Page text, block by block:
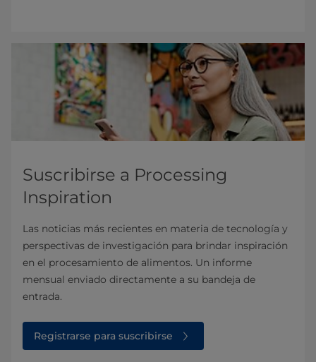
Suscribirse a Processing
Inspiration
Las noticias más recientes en materia de tecnología y
perspectivas de investigación para brindar inspiración
en el procesamiento de alimentos. Un informe
mensual enviado directamente a su bandeja de
entrada.
Registrarse para suscribirse